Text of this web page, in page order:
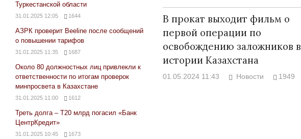
В прокат выходит фильм о
первой операции по
освобождению заложников в
истории Казахстана
01.05.2024 11:43 Новости 1949
Туркестанской области
31.01.2025 12:05 1644
АЗРК проверит Beeline после сообщений
о повышении тарифов
31.01.2025 11:35 1687
Около 80 должностных лиц привлекли к
ответственности по итогам проверок
минпросвета в Казахстане
31.01.2025 11:00 1612
Треть долга – Т20 млрд погасил «Банк
ЦентрКредит»
31.01.2025 10:45 1673